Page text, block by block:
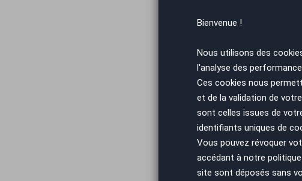
Vous arrivez trop tard
Bienvenue !
Nous utilisons des
l'analyse des
Ces cookies nous
et de la validation de
sont celles issues de
identifiants uniques de
Vous pouvez révoquer
accédant à notre
site sont déposés sans